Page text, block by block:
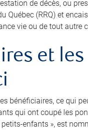
de décès, ou
Québec (RRQ) et
vie ou de tout autre
et les
bénéficiaires, ce qui
qui ont coupé les
enfants », est